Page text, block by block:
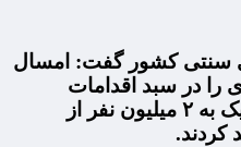
سنتی کشور گفت: امسال
را در سبد اقدامات
مربوط به نوروز آوردیم و نزدیک به ۲ میلیون نفر از
کردند.